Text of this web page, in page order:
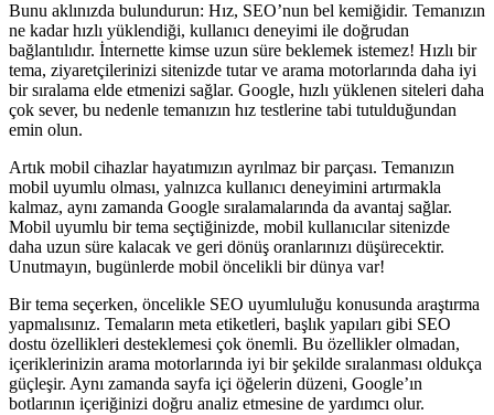
Bunu aklınızda bulundurun: Hız, SEO’nun bel kemiğidir. Temanızın
ne kadar hızlı yüklendiği, kullanıcı deneyimi ile doğrudan
bağlantılıdır. İnternette kimse uzun süre beklemek istemez! Hızlı bir
tema, ziyaretçilerinizi sitenizde tutar ve arama motorlarında daha iyi
bir sıralama elde etmenizi sağlar. Google, hızlı yüklenen siteleri daha
çok sever, bu nedenle temanızın hız testlerine tabi tutulduğundan
emin olun.
Artık mobil cihazlar hayatımızın ayrılmaz bir parçası. Temanızın
mobil uyumlu olması, yalnızca kullanıcı deneyimini artırmakla
kalmaz, aynı zamanda Google sıralamalarında da avantaj sağlar.
Mobil uyumlu bir tema seçtiğinizde, mobil kullanıcılar sitenizde
daha uzun süre kalacak ve geri dönüş oranlarınızı düşürecektir.
Unutmayın, bugünlerde mobil öncelikli bir dünya var!
Bir tema seçerken, öncelikle SEO uyumluluğu konusunda araştırma
yapmalısınız. Temaların meta etiketleri, başlık yapıları gibi SEO
dostu özellikleri desteklemesi çok önemli. Bu özellikler olmadan,
içeriklerinizin arama motorlarında iyi bir şekilde sıralanması oldukça
güçleşir. Aynı zamanda sayfa içi öğelerin düzeni, Google’ın
botlarının içeriğinizi doğru analiz etmesine de yardımcı olur.